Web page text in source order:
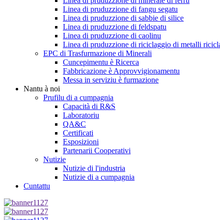
Linea di pruduzzione di fangu segatu
Linea di pruduzzione di sabbie di silice
Linea di pruduzzione di feldspatu
Linea di pruduzzione di caolinu
Linea di pruduzzione di riciclaggio di metalli
EPC di Trasfurmazione di Minerali
Cuncepimentu è Ricerca
Fabbricazione è Approvvigionamentu
Messa in serviziu è furmazione
Nantu à noi
Prufilu di a cumpagnia
Capacità di R&S
Laboratoriu
QA&C
Certificati
Esposizioni
Partenarii Cooperativi
Nutizie
Nutizie di l'industria
Nutizie di a cumpagnia
Cuntattu